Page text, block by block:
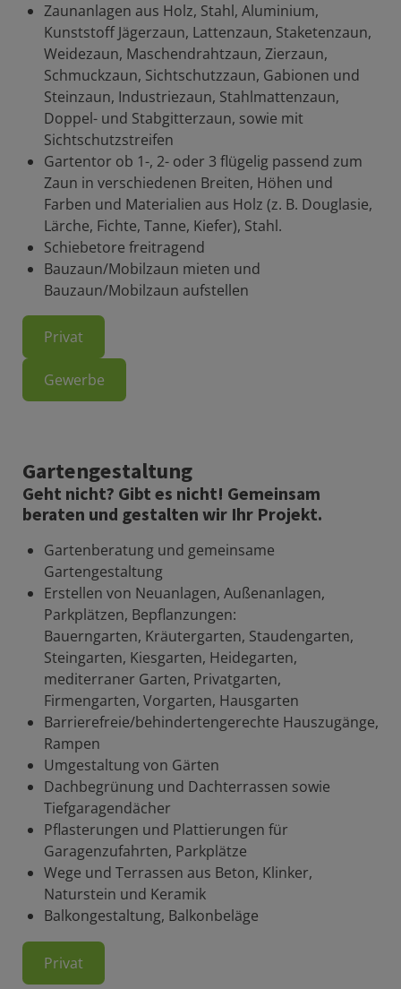
Zaunanlagen aus Holz, Stahl, Aluminium,
Kunststoff Jägerzaun, Lattenzaun, Staketenzaun,
Weidezaun, Maschendrahtzaun, Zierzaun,
Schmuckzaun, Sichtschutzzaun, Gabionen und
Steinzaun, Industriezaun, Stahlmattenzaun,
Doppel- und Stabgitterzaun, sowie mit
Sichtschutzstreifen
Gartentor ob 1-, 2- oder 3 flügelig passend zum
Zaun in verschiedenen Breiten, Höhen und
Farben und Materialien aus Holz (z. B. Douglasie,
Lärche, Fichte, Tanne, Kiefer), Stahl.
Schiebetore freitragend
Bauzaun/Mobilzaun mieten und
Bauzaun/Mobilzaun aufstellen
Privat
Gewerbe
Gartengestaltung
Geht nicht? Gibt es nicht! Gemeinsam
beraten und gestalten wir Ihr Projekt.
Gartenberatung und gemeinsame
Gartengestaltung
Erstellen von Neuanlagen, Außenanlagen,
Parkplätzen, Bepflanzungen:
Bauerngarten, Kräutergarten, Staudengarten,
Steingarten, Kiesgarten, Heidegarten,
mediterraner Garten, Privatgarten,
Firmengarten, Vorgarten, Hausgarten
Barrierefreie/behindertengerechte Hauszugänge,
Rampen
Umgestaltung von Gärten
Dachbegrünung und Dachterrassen sowie
Tiefgaragendächer
Pflasterungen und Plattierungen für
Garagenzufahrten, Parkplätze
Wege und Terrassen aus Beton, Klinker,
Naturstein und Keramik
Balkongestaltung, Balkonbeläge
Privat